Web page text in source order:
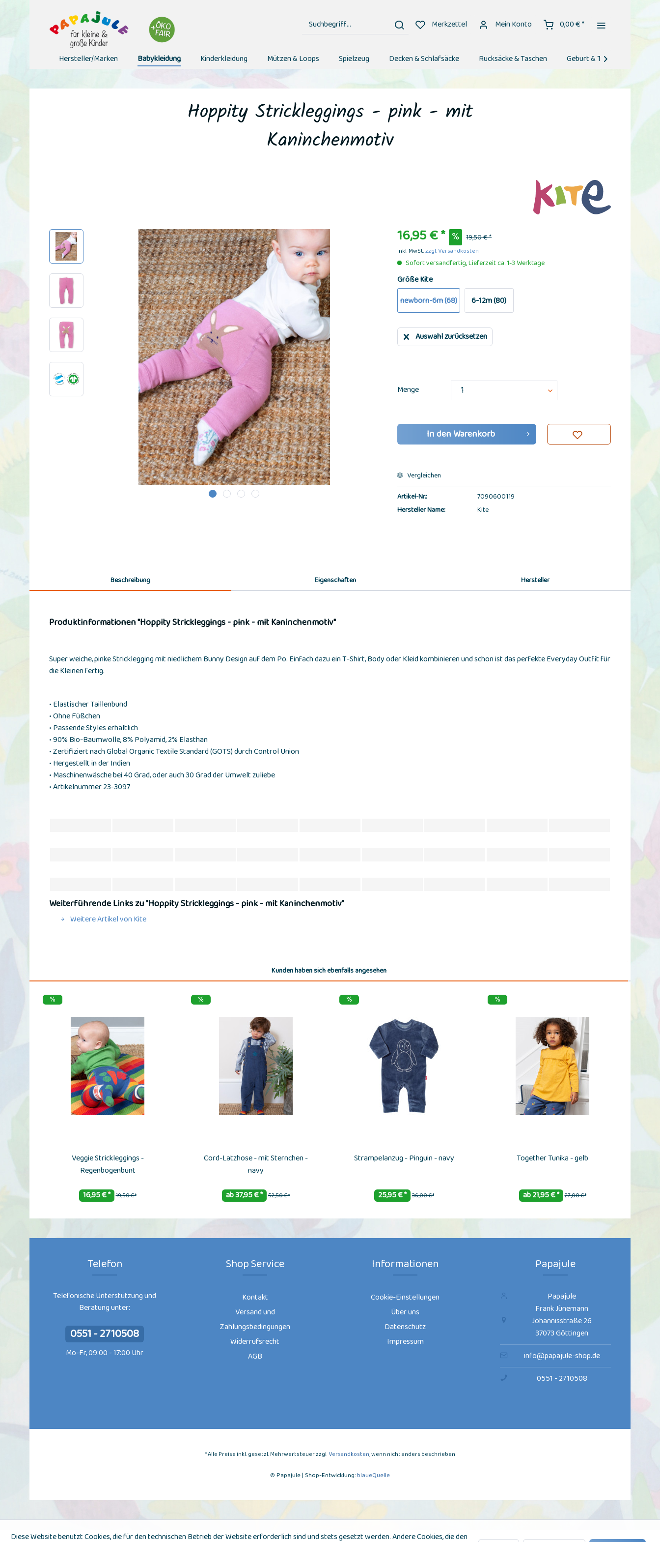
Merkzettel Mein Konto 0,00 € *
Hersteller/Marken Babykleidung Kinderkleidung Mützen & Loops Spielzeug Decken & Schlafsäcke Rucksäcke & Taschen Geburt & Taufe

Hoppity Strickleggings - pink - mit
Kaninchenmotiv
16,95 € * 19,50 € *
inkl. MwSt.zzgl. Versandkosten
Sofort versandfertig, Lieferzeit ca. 1-3 Werktage
Größe Kite
newborn-6m (68)
6-12m (80)
Auswahl zurücksetzen
Menge
In den Warenkorb
Vergleichen
Artikel-Nr.:
7090600119
Hersteller Name:
Kite
Beschreibung Eigenschaften Hersteller
Produktinformationen "Hoppity Strickleggings - pink - mit Kaninchenmotiv"
Super weiche, pinke Stricklegging mit niedlichem Bunny Design auf dem Po. Einfach dazu ein T-Shirt, Body oder Kleid kombinieren und schon ist das perfekte Everyday Outfit für
die Kleinen fertig.
• Elastischer Taillenbund
• Ohne Füßchen
• Passende Styles erhältlich
• 90% Bio-Baumwolle, 8% Polyamid, 2% Elasthan
• Zertifiziert nach Global Organic Textile Standard (GOTS) durch Control Union
• Hergestellt in der Indien
• Maschinenwäsche bei 40 Grad, oder auch 30 Grad der Umwelt zuliebe
• Artikelnummer 23-3097
Weiterführende Links zu "Hoppity Strickleggings - pink - mit Kaninchenmotiv"
Weitere Artikel von Kite
Kunden haben sich ebenfalls angesehen
Veggie Strickleggings -
Regenbogenbunt
16,95 € * 19,50 € *
Cord-Latzhose - mit Sternchen -
navy
ab 37,95 € * 52,50 € *
Strampelanzug - Pinguin - navy
25,95 € * 36,00 € *
Together Tunika - gelb
ab 21,95 € * 27,00 € *
Telefon
Telefonische Unterstützung und
Beratung unter:
0551 - 2710508
Mo-Fr, 09:00 - 17:00 Uhr
Shop Service
Kontakt
Versand und
Zahlungsbedingungen
Widerrufsrecht
AGB
Informationen
Cookie-Einstellungen
Über uns
Datenschutz
Impressum
Papajule
Papajule
Frank Jünemann
Johannisstraße 26
37073 Göttingen
info@papajule-shop.de
0551 - 2710508
* Alle Preise inkl. gesetzl. Mehrwertsteuer zzgl. Versandkosten, wenn nicht anders beschrieben
© Papajule | Shop-Entwicklung:blaueQuelle
Diese Website benutzt Cookies, die für den technischen Betrieb der Website erforderlich sind und stets gesetzt werden. Andere Cookies, die den